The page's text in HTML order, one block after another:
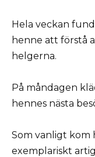
Hela veckan
henne att förstå
helgerna.
På måndagen
hennes nästa
Som vanligt kom
exemplariskt